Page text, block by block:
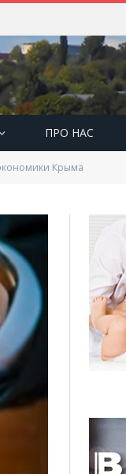
ПРО НАС
Крыма